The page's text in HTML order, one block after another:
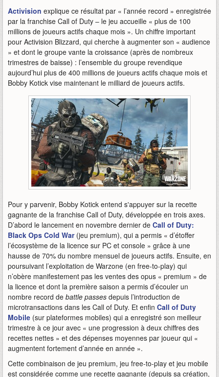
Activision explique ce résultat par « l’année record » enregistrée
par la franchise Call of Duty – le jeu accueille « plus de 100
millions de joueurs actifs chaque mois ». Un chiffre important
pour Activision Blizzard, qui cherche à augmenter son « audience
» et dont le groupe vante la croissance (après de nombreux
trimestres de baisse) : l’ensemble du groupe revendique
aujourd’hui plus de 400 millions de joueurs actifs chaque mois et
Bobby Kotick vise maintenant le milliard de joueurs actifs.
Pour y parvenir, Bobby Kotick entend s'appuyer sur la recette
gagnante de la franchise Call of Duty, développée en trois axes.
D’abord le lancement en novembre dernier de Call of Duty:
Black Ops Cold War(jeu premium), qui a permis « d’étoffer
l’écosystème de la licence sur PC et console » grâce à une
hausse de 70% du nombre mensuel de joueurs actifs. Ensuite, en
poursuivant l’exploitation de Warzone (en free-to-play) qui
n’obère manifestement pas les ventes des opus « premium » de
la licence et dont la première saison a permis d’écouler un
nombre record de battle passes depuis l’introduction de
microtransactions dans les Call of Duty. Et enfin Call of Duty
Mobile (sur plateformes mobiles) qui a enregistré son meilleur
trimestre à ce jour avec « une progression à deux chiffres des
recettes nettes » et des dépenses moyennes par joueur qui «
augmentent fortement d’année en année ».
Cette combinaison de jeu premium, jeu free-to-play et jeu mobile
est considérée comme une recette gagnante (depuis sa création,